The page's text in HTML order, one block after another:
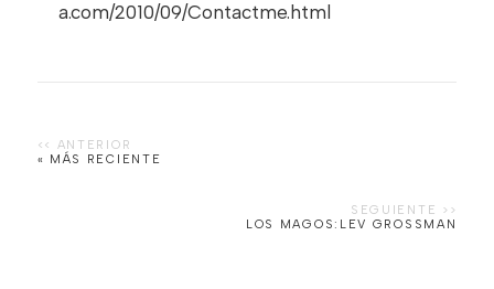
a.com/2010/09/Contactme.html
« MÁS RECIENTE
LOS MAGOS:LEV GROSSMAN